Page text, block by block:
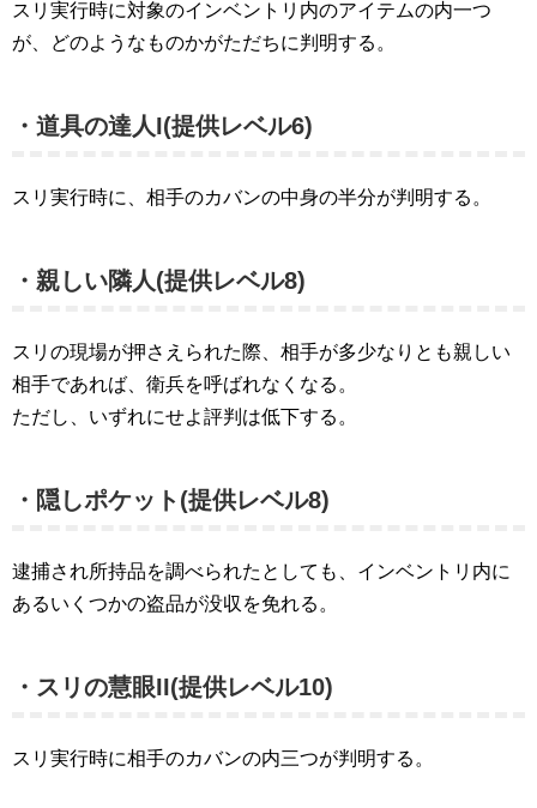
スリ実行時に対象のインベントリ内のアイテムの内一つ
が、どのようなものかがただちに判明する。
・道具の達人I(提供レベル6)
スリ実行時に、相手のカバンの中身の半分が判明する。
・親しい隣人(提供レベル8)
スリの現場が押さえられた際、相手が多少なりとも親しい
相手であれば、衛兵を呼ばれなくなる。
ただし、いずれにせよ評判は低下する。
・隠しポケット(提供レベル8)
逮捕され所持品を調べられたとしても、インベントリ内に
あるいくつかの盗品が没収を免れる。
・スリの慧眼II(提供レベル10)
スリ実行時に相手のカバンの内三つが判明する。